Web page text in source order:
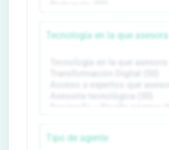
Tecnología en la que asesora
Tipo de agente